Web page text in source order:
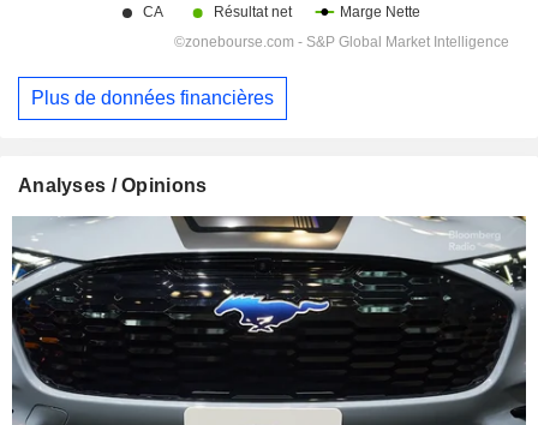
Plus de données financières
Analyses / Opinions